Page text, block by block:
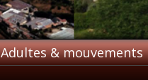
Adultes & mouvements